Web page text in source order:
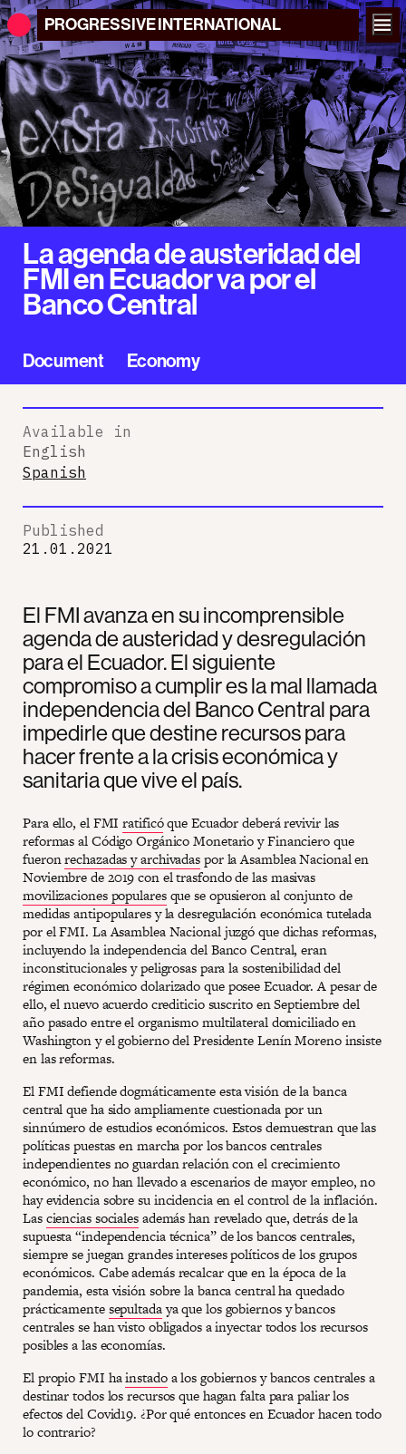
PROGRESSIVEINTERNATIONAL
La agenda de austeridad del
FMI en Ecuador va por el
Banco Central
Document Economy
El FMI avanza en su incomprensible
agenda de austeridad y desregulación
para el Ecuador. El siguiente
compromiso a cumplir es la mal llamada
independencia del Banco Central para
impedirle que destine recursos para
hacer frente a la crisis económica y
sanitaria que vive el país.
Para ello, el FMIratificóque Ecuador deberá revivir las
reformas al Código Orgánico Monetario y Financiero que
fueronrechazadas y archivadaspor la Asamblea Nacional en
Noviembre de 2019 con el trasfondo de las masivas
movilizaciones popularesque se opusieron al conjunto de
medidas antipopulares y la desregulación económica tutelada
por el FMI. La Asamblea Nacional juzgó que dichas reformas,
incluyendo la independencia del Banco Central, eran
inconstitucionales y peligrosas para la sostenibilidad del
régimen económico dolarizado que posee Ecuador. A pesar de
ello, el nuevo acuerdo crediticio suscrito en Septiembre del
año pasado entre el organismo multilateral domiciliado en
Washington y el gobierno del Presidente Lenín Moreno insiste
en las reformas.
El FMI defiende dogmáticamente esta visión de la banca
central que ha sido ampliamente cuestionada por un
sinnúmero de estudios económicos. Estos demuestran que las
políticas puestas en marcha por los bancos centrales
independientes no guardan relación con el crecimiento
económico, no han llevado a escenarios de mayor empleo, no
hay evidencia sobre su incidencia en el control de la inflación.
Lasciencias socialesademás han revelado que, detrás de la
supuesta “independencia técnica” de los bancos centrales,
siempre se juegan grandes intereses políticos de los grupos
económicos. Cabe además recalcar que en la época de la
pandemia, esta visión sobre la banca central ha quedado
prácticamentesepultadaya que los gobiernos y bancos
centrales se han visto obligados a inyectar todos los recursos
posibles a las economías.
El propio FMI hainstadoa los gobiernos y bancos centrales a
destinar todos los recursos que hagan falta para paliar los
efectos del Covid19. ¿Por qué entonces en Ecuador hacen todo
lo contrario?
Available in
English
Spanish
Published
21.01.2021